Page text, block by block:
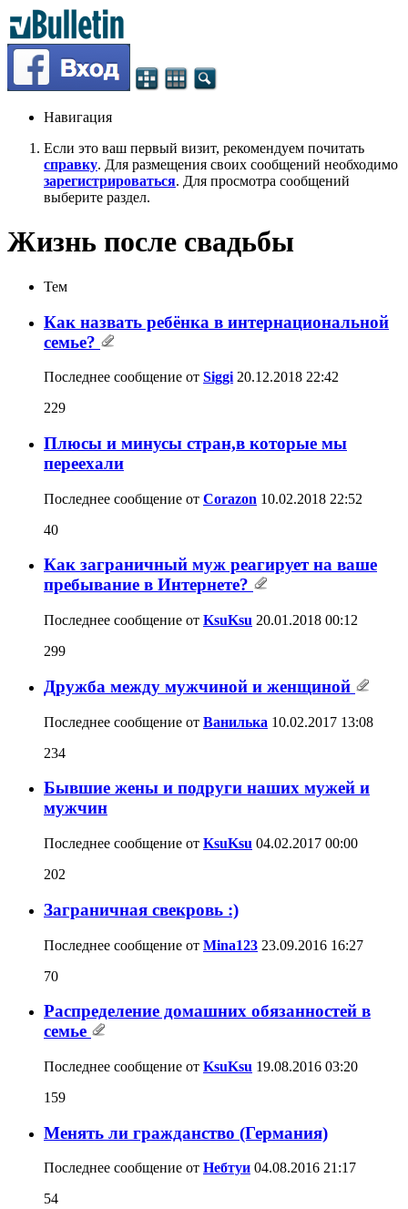
Навигация
Если это ваш первый визит, рекомендуем почитать
справку. Для размещения своих сообщений необходимо
зарегистрироваться. Для просмотра сообщений
выберите раздел.
Жизнь после свадьбы
Тем
Как назвать ребёнка в интернациональной
семье?
Последнее сообщение от Siggi 20.12.2018 22:42
229
Плюсы и минусы стран,в которые мы
переехали
Последнее сообщение от Corazon 10.02.2018 22:52
40
Как заграничный муж реагирует на ваше
пребывание в Интернете?
Последнее сообщение от KsuKsu 20.01.2018 00:12
299
Дружба между мужчиной и женщиной
Последнее сообщение от Ванилька 10.02.2017 13:08
234
Бывшие жены и подруги наших мужей и
мужчин
Последнее сообщение от KsuKsu 04.02.2017 00:00
202
Заграничная свекровь :)
Последнее сообщение от Mina123 23.09.2016 16:27
70
Распределение домашних обязанностей в
семье
Последнее сообщение от KsuKsu 19.08.2016 03:20
159
Менять ли гражданство (Германия)
Последнее сообщение от Небтуи 04.08.2016 21:17
54